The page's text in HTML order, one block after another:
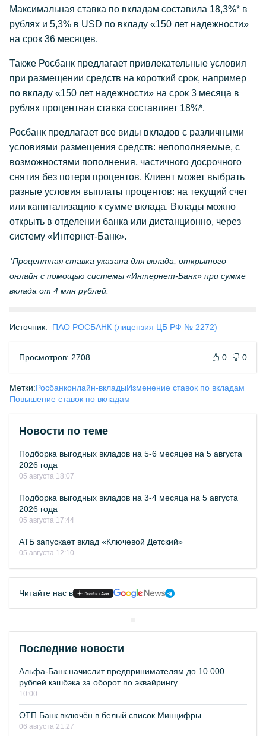
Максимальная ставка по вкладам составила 18,3%* в
рублях и 5,3% в USD по вкладу «150 лет надежности»
на срок 36 месяцев.
Также Росбанк предлагает привлекательные условия
при размещении средств на короткий срок, например
по вкладу «150 лет надежности» на срок 3 месяца в
рублях процентная ставка составляет 18%*.
Росбанк предлагает все виды вкладов с различными
условиями размещения средств: непополняемые, с
возможностями пополнения, частичного досрочного
снятия без потери процентов. Клиент может выбрать
разные условия выплаты процентов: на текущий счет
или капитализацию к сумме вклада. Вклады можно
открыть в отделении банка или дистанционно, через
систему «Интернет-Банк».
*Процентная ставка указана для вклада, открытого
онлайн с помощью системы «Интернет-Банк» при сумме
вклада от 4 млн рублей.
Источник: ПАО РОСБАНК (лицензия ЦБ РФ № 2272)
Просмотров: 2708 0 0
Метки:Росбанконлайн-вкладыИзменение ставок по вкладам
Повышение ставок по вкладам
Новости по теме
Подборка выгодных вкладов на 5-6 месяцев на 5 августа
2026 года
05 августа 18:07
Подборка выгодных вкладов на 3-4 месяца на 5 августа
2026 года
05 августа 17:44
АТБ запускает вклад «Ключевой Детский»
05 августа 12:10
Читайте нас в
Последние новости
Альфа-Банк начислит предпринимателям до 10 000
рублей кэшбэка за оборот по эквайрингу
10:00
ОТП Банк включён в белый список Минцифры
06 августа 21:27